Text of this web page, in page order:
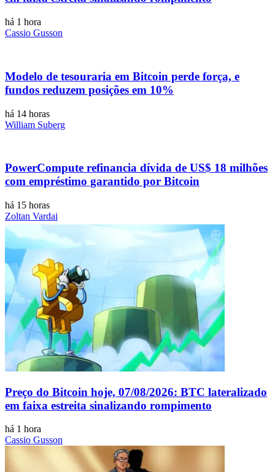
há 1 hora
Cassio Gusson
Modelo de tesouraria em Bitcoin perde força, e
fundos reduzem posições em 10%
há 14 horas
William Suberg
PowerCompute refinancia dívida de US$ 18 milhões
com empréstimo garantido por Bitcoin
há 15 horas
Zoltan Vardai
Preço do Bitcoin hoje, 07/08/2026: BTC lateralizado
em faixa estreita sinalizando rompimento
há 1 hora
Cassio Gusson